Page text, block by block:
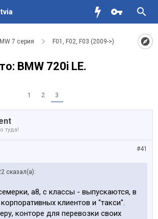
7 серия F01, F02, F03 (2009->)
BMW 720i LE.
1 2 3
туда!
#41
сказал(а):
а8, с классы - выпускаются, в
клиентов и "такси".
конторе для перевозки своих